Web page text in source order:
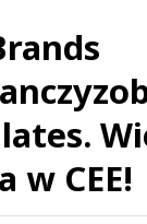
w CEE!